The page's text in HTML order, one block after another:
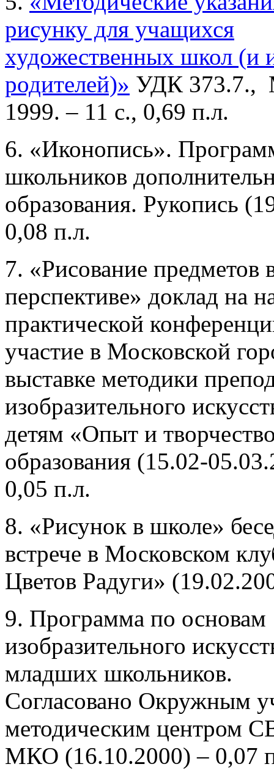
рисунку для учащихся
художественных школ (и
родителей)» УДК 373.7.,
1999. – 11 с., 0,69 п.л.
6. «Иконопись».
школьников
образования. Рукопись
0,08 п.л.
7. «Рисование предметов
перспективе» доклад на
практической
участие в Московской
выставке методики
изобразительного
детям «Опыт и
образования (15.02-
0,05 п.л.
8. «Рисунок в школе»
встрече в Московском
Цветов Радуги»
9. Программа по основам
изобразительного
младших школьников.
Согласовано Окружным
методическим центром
МКО (16.10.2000) – 0,07